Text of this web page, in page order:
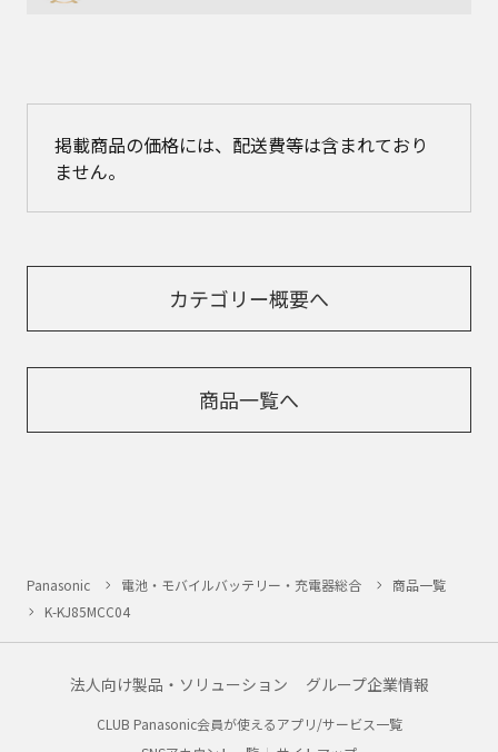
掲載商品の価格には、配送費等は含まれており
ません。
カテゴリー概要へ
商品一覧へ
Panasonic 電池・モバイルバッテリー・充電器総合
商品一覧
K-KJ85MCC04
法人向け製品・ソリューション グループ企業情報
CLUB Panasonic会員が使えるアプリ/サービス一覧